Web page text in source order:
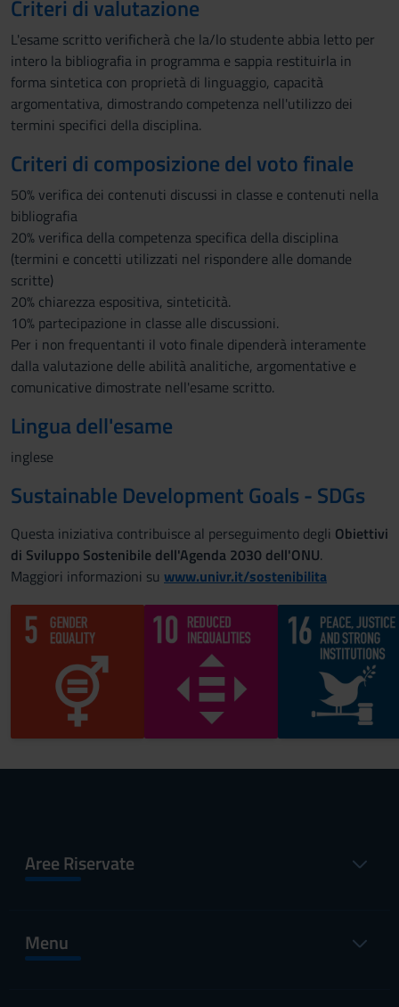
Criteri di valutazione
L'esame scritto verificherà che la/lo studente abbia letto per
intero la bibliografia in programma e sappia restituirla in
forma sintetica con proprietà di linguaggio, capacità
argomentativa, dimostrando competenza nell'utilizzo dei
termini specifici della disciplina.
Criteri di composizione del voto finale
50% verifica dei contenuti discussi in classe e contenuti nella
bibliografia
20% verifica della competenza specifica della disciplina
(termini e concetti utilizzati nel rispondere alle domande
scritte)
20% chiarezza espositiva, sinteticità.
10% partecipazione in classe alle discussioni.
Per i non frequentanti il voto finale dipenderà interamente
dalla valutazione delle abilità analitiche, argomentative e
comunicative dimostrate nell'esame scritto.
Lingua dell'esame
inglese
Sustainable Development Goals - SDGs
Questa iniziativa contribuisce al perseguimento degli Obiettivi
di Sviluppo Sostenibile dell'Agenda 2030 dell'ONU.
Maggiori informazioni su www.univr.it/sostenibilita
Aree Riservate
Menu